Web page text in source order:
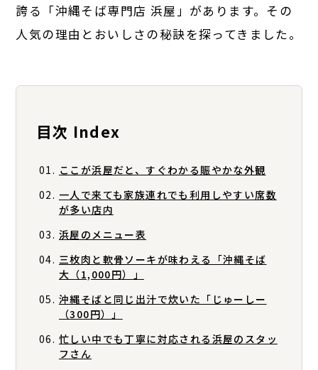
誇る「沖縄そば専門店 浜屋」があります。その
人気の理由とおいしさの秘訣を探ってきました。
目次 Index
ここが浜屋だと、すぐわかる賑やかな外観
一人で来ても家族連れでも利用しやすい席数
が多い店内
浜屋のメニュー表
三枚肉と軟骨ソーキが味わえる「沖縄そば
大（1,000円）」
沖縄そばと同じ出汁で炊いた「じゅーしー
（300円）」
忙しい中でも丁寧に対応される浜屋のスタッ
フさん